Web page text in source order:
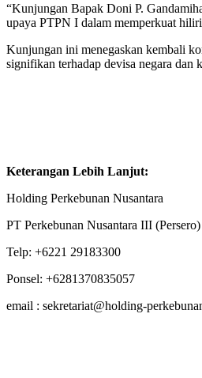
“Kunjungan Bapak Doni P.
upaya PTPN I dalam memperkuat
Kunjungan ini menegaskan kembali
signifikan terhadap devisa negara dan
Keterangan Lebih Lanjut:
Holding Perkebunan Nusantara
PT Perkebunan Nusantara III (Persero)
Telp: +6221 29183300
Ponsel: +6281370835057
email : sekretariat@holding-